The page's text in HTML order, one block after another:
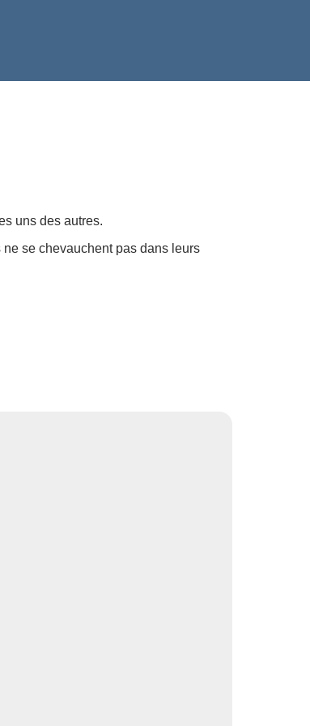
uns des autres.
se chevauchent pas dans leurs